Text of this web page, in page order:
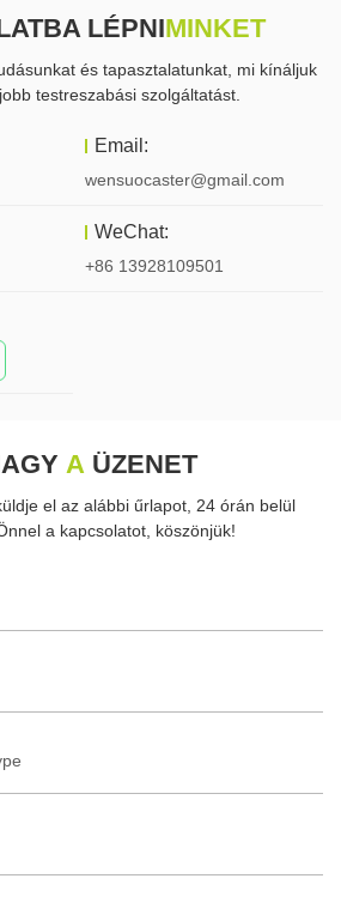
LÉPNIMINKET
és tapasztalatunkat, mi kínáljuk
testreszabási szolgáltatást.
Email:
wensuocaster@gmail.com
WeChat:
+86 13928109501
A ÜZENET
el az alábbi űrlapot, 24 órán belül
a kapcsolatot, köszönjük!